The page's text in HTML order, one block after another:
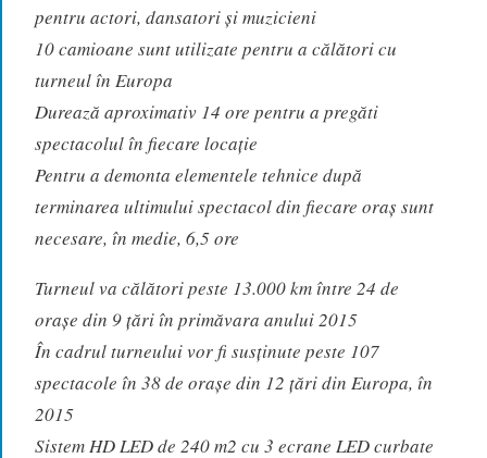
pentru actori, dansatori și muzicieni
10 camioane sunt utilizate pentru a călători cu
turneul în Europa
Durează aproximativ 14 ore pentru a pregăti
spectacolul în fiecare locație
Pentru a demonta elementele tehnice după
terminarea ultimului spectacol din fiecare oraș sunt
necesare, în medie, 6,5 ore
Turneul va călători peste 13.000 km între 24 de
orașe din 9 țări în primăvara anului 2015
În cadrul turneului vor fi susținute peste 107
spectacole în 38 de orașe din 12 țări din Europa, în
2015
Sistem HD LED de 240 m2 cu 3 ecrane LED curbate